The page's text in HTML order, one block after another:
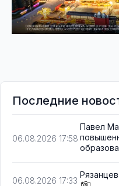
Последние
06.08.2026 17:58
Павел
06.08.2026 17:33